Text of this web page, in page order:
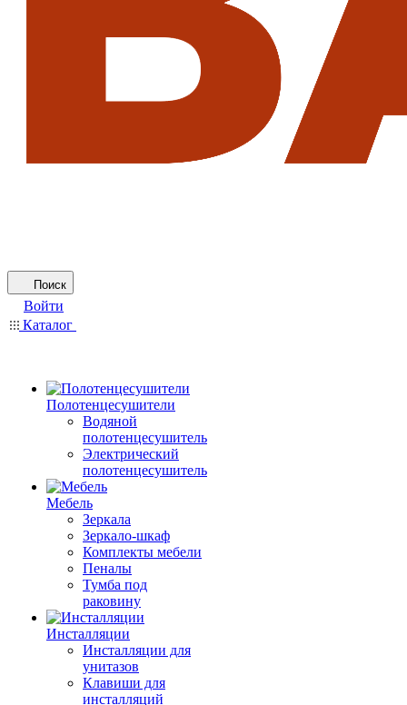
Поиск
Войти
Каталог
Полотенцесушители
Водяной
полотенцесушитель
Электрический
полотенцесушитель
Мебель
Зеркала
Зеркало-шкаф
Комплекты мебели
Пеналы
Тумба под
раковину
Инсталляции
Инсталляции для
унитазов
Клавиши для
инсталляций